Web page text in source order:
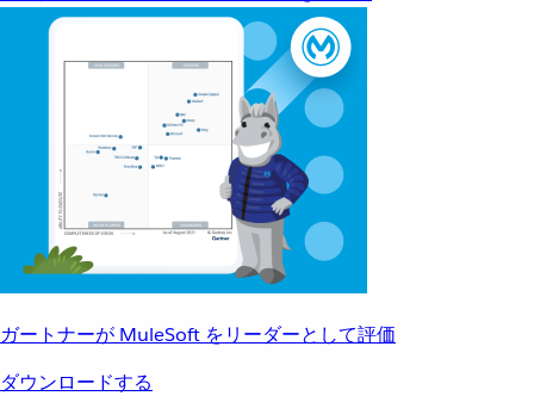
ガートナーが MuleSoft をリーダーとして評価
ダウンロードする